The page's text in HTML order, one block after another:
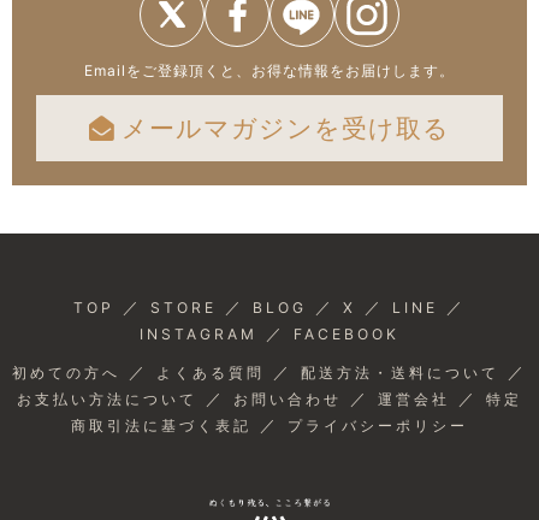
Emailをご登録頂くと、お得な情報をお届けします。
メールマガジンを受け取る
TOP ／ STORE ／ BLOG ／ X ／ LINE ／
INSTAGRAM ／ FACEBOOK
初めての方へ ／ よくある質問 ／ 配送方法・送料について ／
お支払い方法について ／ お問い合わせ ／ 運営会社 ／ 特定
商取引法に基づく表記
／ プライバシーポリシー